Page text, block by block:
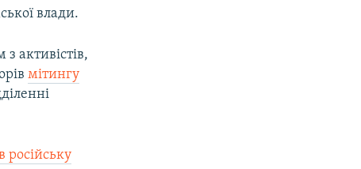
влади.
активістів,
мітингу
російську